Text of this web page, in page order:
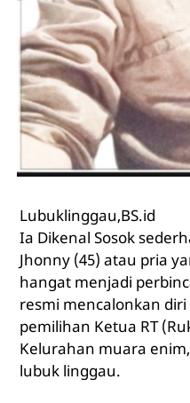
Lubuklinggau,BS.id
Ia Dikenal Sosok
Jhonny (45) atau pria
hangat menjadi
resmi mencalonkan
pemilihan Ketua RT
Kelurahan muara
lubuk linggau.